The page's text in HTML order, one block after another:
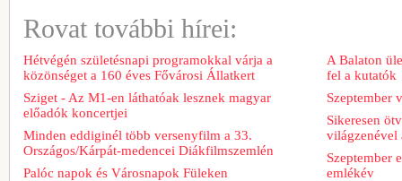
Rovat további hírei:
Hétvégén születésnapi programokkal várja a
közönséget a 160 éves Fővárosi Állatkert
Sziget - Az M1-en láthatóak lesznek magyar
előadók koncertjei
Minden eddiginél több versenyfilm a 33.
Országos/Kárpát-medencei Diákfilmszemlén
Palóc napok és Városnapok Füleken
A Balaton
fel a kutatók
Szeptember
Sikeresen
világzenével
Szeptember
emlékév